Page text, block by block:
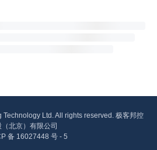
Ltd. All rights reserved. 极客邦控
（北京）有限公司
备 16027448 号 - 5